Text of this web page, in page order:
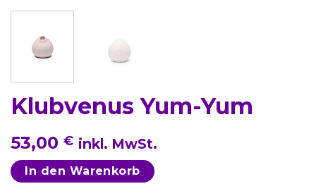
Klubvenus Yum-Yum
53,00 € inkl. MwSt.
In den Warenkorb